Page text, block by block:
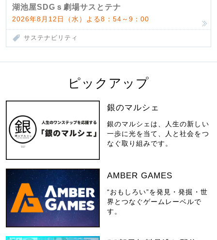
湖池屋SDGｓ劇場サスとテナ
2026年8月12日（水）よる8：54～9：00
サステナビリティ
ピックアップ
銀のマルシェ
銀のマルシェは、人生の新しい
一歩に光を当て、人と社会をつ
なぐ取り組みです。
AMBER GAMES
“おもしろい”を発見・発掘・世
界とつなぐゲームレーベルで
す。